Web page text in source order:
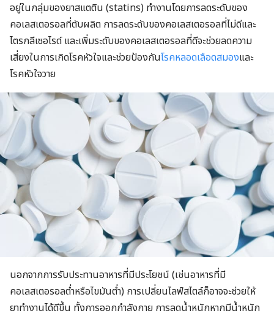
อยู่ในกลุ่มของยาสแตติน (statins) ทำงานโดยการลดระดับของ
คอเลสเตอรอลที่ตับผลิต การลดระดับของคอเลสเตอรอลที่ไม่ดีและ
ไตรกลีเซอไรด์ และเพิ่มระดับของคอเลสเตอรอลที่ดีจะช่วยลดความ
เสี่ยงในการเกิดโรคหัวใจและช่วยป้องกันโรคหลอดเลือดสมองและ
โรคหัวใจวาย
นอกจากการรับประทานอาหารที่มีประโยชน์ (เช่นอาหารที่มี
คอเลสเตอรอลต่ำหรือไขมันต่ำ) การเปลี่ยนไลฟ์สไตล์ก็อาจจะช่วยให้
ยาทำงานได้ดีขึ้น ทั้งการออกกำลังกาย การลดน้ำหนักหากมีน้ำหนัก